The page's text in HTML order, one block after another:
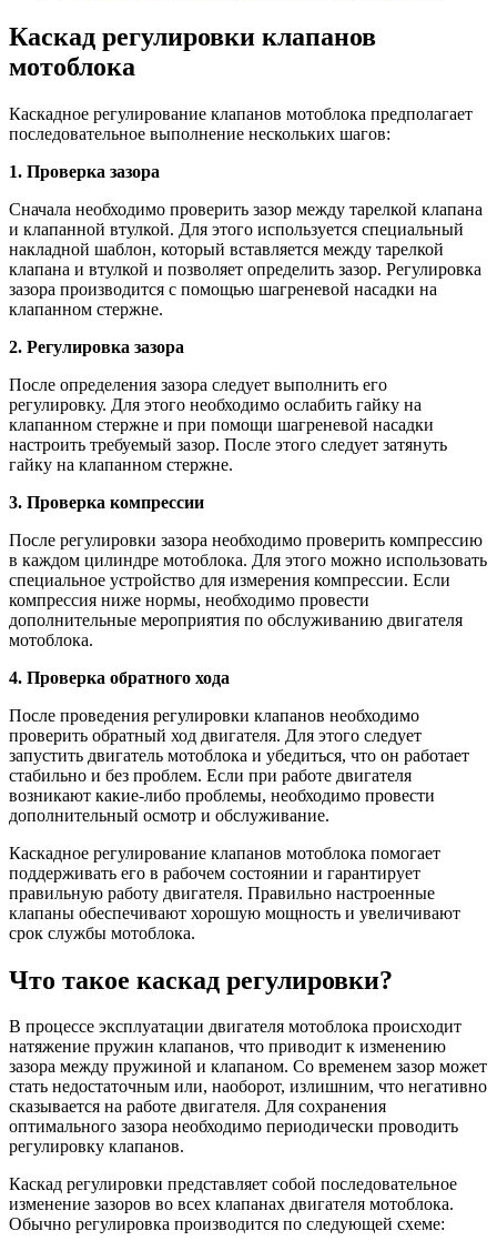
Каскад регулировки клапанов
мотоблока
Каскадное регулирование клапанов мотоблока предполагает
последовательное выполнение нескольких шагов:
1. Проверка зазора
Сначала необходимо проверить зазор между тарелкой клапана
и клапанной втулкой. Для этого используется специальный
накладной шаблон, который вставляется между тарелкой
клапана и втулкой и позволяет определить зазор. Регулировка
зазора производится с помощью шагреневой насадки на
клапанном стержне.
2. Регулировка зазора
После определения зазора следует выполнить его
регулировку. Для этого необходимо ослабить гайку на
клапанном стержне и при помощи шагреневой насадки
настроить требуемый зазор. После этого следует затянуть
гайку на клапанном стержне.
3. Проверка компрессии
После регулировки зазора необходимо проверить компрессию
в каждом цилиндре мотоблока. Для этого можно использовать
специальное устройство для измерения компрессии. Если
компрессия ниже нормы, необходимо провести
дополнительные мероприятия по обслуживанию двигателя
мотоблока.
4. Проверка обратного хода
После проведения регулировки клапанов необходимо
проверить обратный ход двигателя. Для этого следует
запустить двигатель мотоблока и убедиться, что он работает
стабильно и без проблем. Если при работе двигателя
возникают какие-либо проблемы, необходимо провести
дополнительный осмотр и обслуживание.
Каскадное регулирование клапанов мотоблока помогает
поддерживать его в рабочем состоянии и гарантирует
правильную работу двигателя. Правильно настроенные
клапаны обеспечивают хорошую мощность и увеличивают
срок службы мотоблока.
Что такое каскад регулировки?
В процессе эксплуатации двигателя мотоблока происходит
натяжение пружин клапанов, что приводит к изменению
зазора между пружиной и клапаном. Со временем зазор может
стать недостаточным или, наоборот, излишним, что негативно
сказывается на работе двигателя. Для сохранения
оптимального зазора необходимо периодически проводить
регулировку клапанов.
Каскад регулировки представляет собой последовательное
изменение зазоров во всех клапанах двигателя мотоблока.
Обычно регулировка производится по следующей схеме: